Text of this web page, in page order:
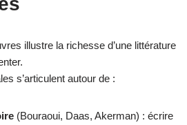
illustre la richesse d’une littérature
s’articulent autour de :
(Bouraoui, Daas, Akerman) : écrire